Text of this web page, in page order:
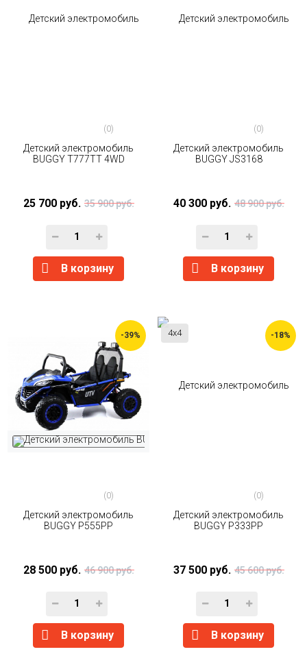
(0)
Детский электромобиль
BUGGY T777TT 4WD
25 700 руб. 35 900 руб.
В корзину
(0)
Детский электромобиль
BUGGY JS3168
40 300 руб. 48 900 руб.
В корзину
-39%
(0)
Детский электромобиль
BUGGY P555PP
28 500 руб. 46 900 руб.
В корзину
4x4 -18%
(0)
Детский электромобиль
BUGGY P333PP
37 500 руб. 45 600 руб.
В корзину